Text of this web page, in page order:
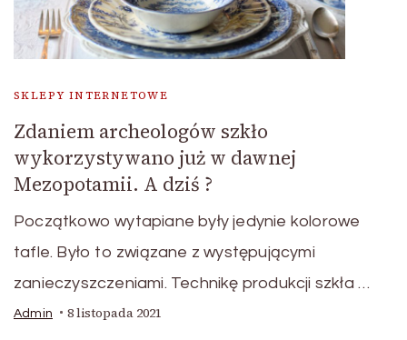
SKLEPY INTERNETOWE
Zdaniem archeologów szkło
wykorzystywano już w dawnej
Mezopotamii. A dziś ?
Początkowo wytapiane były jedynie kolorowe
tafle. Było to związane z występującymi
zanieczyszczeniami. Technikę produkcji szkła …
Admin 8 listopada 2021